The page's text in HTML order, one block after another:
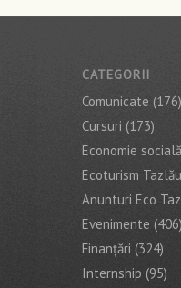
CATEGORII
Comunicate (176)
Cursuri (173)
Economie socială
Ecoturism Tazlău
Anunturi Eco
Evenimente (406)
Finanţări (324)
Internship (95)